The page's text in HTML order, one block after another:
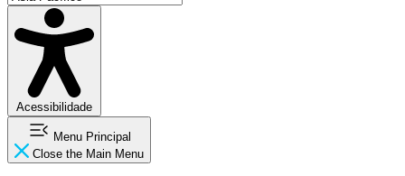
Acessibilidade
Menu Principal
Close the Main Menu